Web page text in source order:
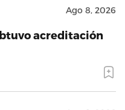
Ago 8, 2026
acreditación